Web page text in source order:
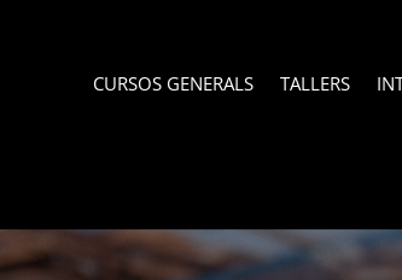
CURSOS GENERALS TALLERS